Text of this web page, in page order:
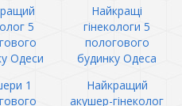
5
Одеси
Найкращі
гінекологи 5
пологового
будинку Одеса
1
Найкращий
акушер-гінеколог